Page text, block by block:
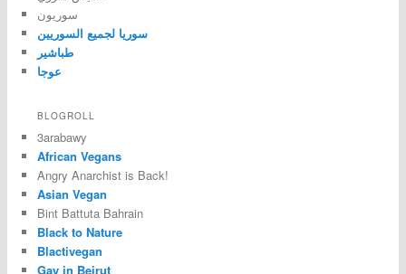
سوريون
سوريا لجميع السوريين
طباشير
عوجا
BLOGROLL
3arabawy
African Vegans
Angry Anarchist is Back!
Asian Vegan
Bint Battuta Bahrain
Black to Nature
Blactivegan
Gay in Beirut